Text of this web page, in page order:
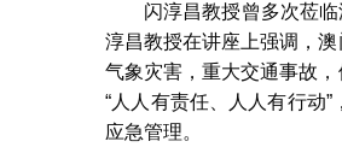
闪淳昌教授曾多次莅
淳昌教授在讲座上强调，
气象灾害，重大交通事故
“人人有责任、人人有行动
应急管理。